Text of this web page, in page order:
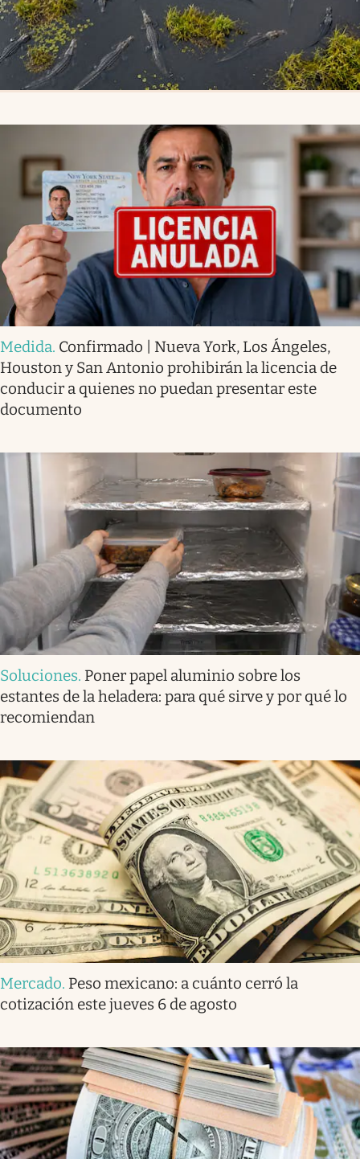
Medida. Confirmado | Nueva York, Los Ángeles,
Houston y San Antonio prohibirán la licencia de
conducir a quienes no puedan presentar este
documento
Soluciones. Poner papel aluminio sobre los
estantes de la heladera: para qué sirve y por qué lo
recomiendan
Mercado. Peso mexicano: a cuánto cerró la
cotización este jueves 6 de agosto